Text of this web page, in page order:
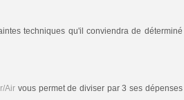
techniques qu'il conviendra de déterminé
Air vous permet de diviser par 3 ses dépenses